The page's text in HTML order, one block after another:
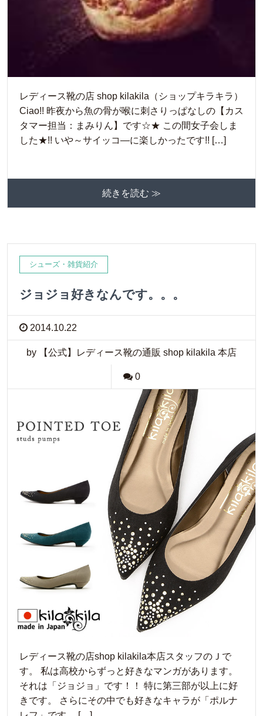
レディース靴の店 shop kilakila（ショップキラキラ）
Ciao!! 昨夜から魚の骨が喉に刺さりっぱなしの【カス
タマー担当：まみりん】です☆★ この間女子会しま
した★!! いや～サイッコ―に楽しかったです!! […]
続きを読む ≫
シューズ・雑貨紹介
ジョジョ好きなんです。。。
2014.10.22
by 【公式】レディース靴の通販 shop kilakila 本店
0
レディース靴の店shop kilakila本店スタッフのＪで
す。 私は高校からずっと好きなマンガがあります。
それは「ジョジョ」です！！ 特に第三部が以上に好
きです。 さらにその中でも好きなキャラが「ポルナ